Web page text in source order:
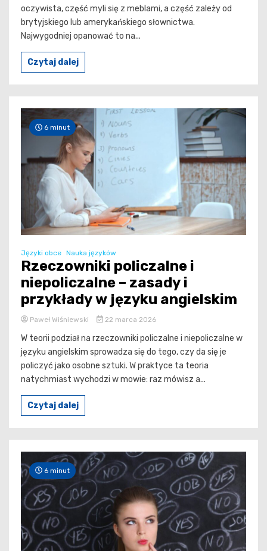
oczywista, część myli się z meblami, a część zależy od
brytyjskiego lub amerykańskiego słownictwa.
Najwygodniej opanować to na...
Czytaj dalej
6 minut
Języki obce Nauka języków
Rzeczowniki policzalne i
niepoliczalne – zasady i
przykłady w języku angielskim
Paweł Wiśniewski 22 marca 2026
W teorii podział na rzeczowniki policzalne i niepoliczalne w
języku angielskim sprowadza się do tego, czy da się je
policzyć jako osobne sztuki. W praktyce ta teoria
natychmiast wychodzi w mowie: raz mówisz a...
Czytaj dalej
6 minut